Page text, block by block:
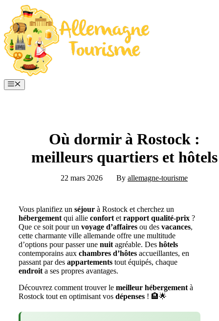
contenu
Menu
Où dormir à Rostock :
meilleurs quartiers et hôtels
22 mars 2026 By allemagne-tourisme
Vous planifiez un séjour à Rostock et cherchez un
hébergement qui allie confort et rapport qualité-prix ?
Que ce soit pour un voyage d’affaires ou des vacances,
cette charmante ville allemande offre une multitude
d’options pour passer une nuit agréable. Des hôtels
contemporains aux chambres d’hôtes accueillantes, en
passant par des appartements tout équipés, chaque
endroit a ses propres avantages.
Découvrez comment trouver le meilleur hébergement à
Rostock tout en optimisant vos dépenses ! 🏨🌟